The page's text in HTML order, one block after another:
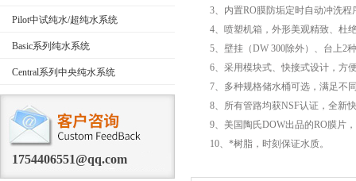
Pilot中试纯水/超纯水系统
Basic系列纯水系统
Central系列中央纯水系统
1754406551@qq.com
3、内置RO膜防垢定时自动冲洗程
4、喷塑机箱，外形美观精致、杜绝
5、壁挂（DW 300除外）、台上2
6、采用模块式、快接式设计，方
7、多种规格储水桶可选，满足不
8、所有管路均获NSF认证，全新快
9、美国陶氏DOW出品的RO膜片，
10、*树脂，时刻保证水质。